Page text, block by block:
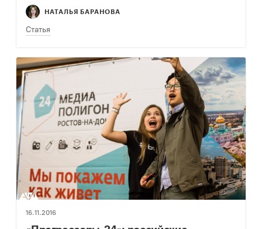
волонтерах, представителях общественных
организаций.
НАТАЛЬЯ БАРАНОВА
Статья
16.11.2016